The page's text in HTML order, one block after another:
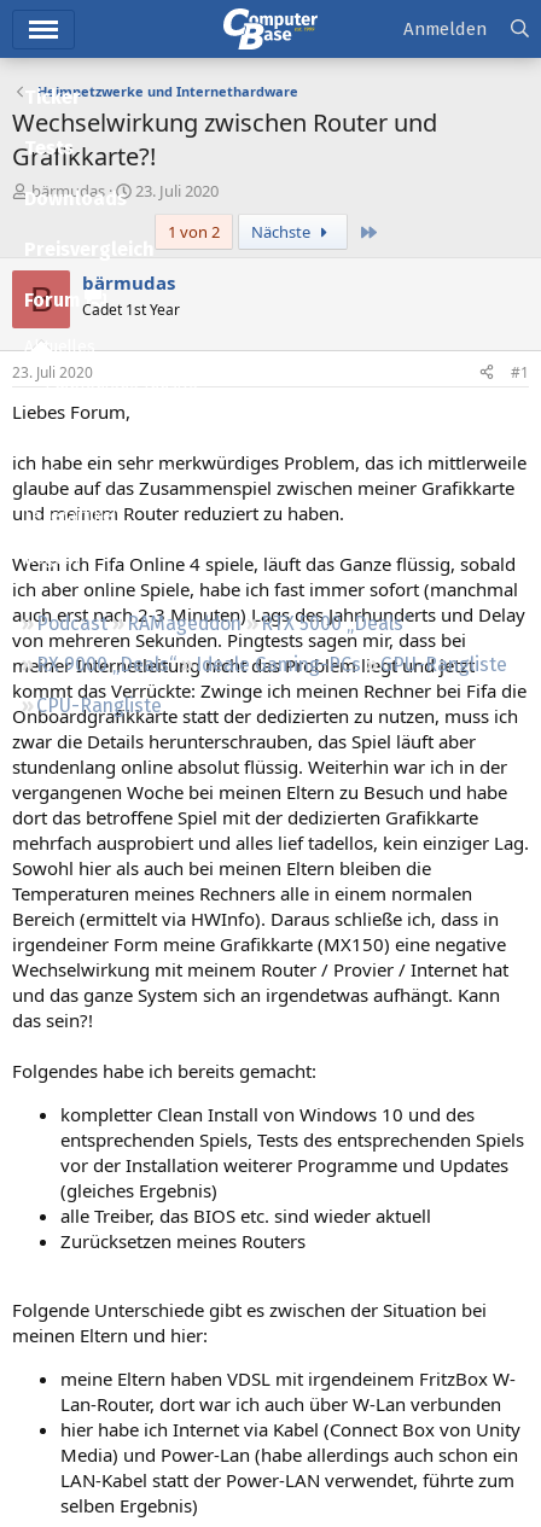
Ticker
Tests
Downloads
Forum
Aktuelles
Empfohlene Inhalte
Neueste Aktivitäten
Leserartikel
Regeln
Podcast RAMageddon
RTX 5000 „Deals“
RX 9000 „Deals“
Ideale Gaming-PCs
GPU-Rangliste
CPU-Rangliste
Anmelden
Heimnetzwerke und Internethardware
Wechselwirkung zwischen Router und
Grafikkarte?!
E
t
e
l
e
bärmudas
E
t
e
l
m
23. Juli 2020
1 von 2
Nächste
B bärmudas
Cadet 1st Year
23. Juli 2020 #1
Liebes Forum,
ich habe ein sehr merkwürdiges Problem, das ich mittlerweile
glaube auf das Zusammenspiel zwischen meiner Grafikkarte
und meinem Router reduziert zu haben.
Wenn ich Fifa Online 4 spiele, läuft das Ganze flüssig, sobald
ich aber online Spiele, habe ich fast immer sofort (manchmal
auch erst nach 2-3 Minuten) Lags des Jahrhunderts und Delay
von mehreren Sekunden. Pingtests sagen mir, dass bei
meiner Internetleitung nicht das Problem liegt und jetzt
kommt das Verrückte: Zwinge ich meinen Rechner bei Fifa die
Onboardgrafikkarte statt der dedizierten zu nutzen, muss ich
zwar die Details herunterschrauben, das Spiel läuft aber
stundenlang online absolut flüssig. Weiterhin war ich in der
vergangenen Woche bei meinen Eltern zu Besuch und habe
dort das betroffene Spiel mit der dedizierten Grafikkarte
mehrfach ausprobiert und alles lief tadellos, kein einziger Lag.
Sowohl hier als auch bei meinen Eltern bleiben die
Temperaturen meines Rechners alle in einem normalen
Bereich (ermittelt via HWInfo). Daraus schließe ich, dass in
irgendeiner Form meine Grafikkarte (MX150) eine negative
Wechselwirkung mit meinem Router / Provier / Internet hat
und das ganze System sich an irgendetwas aufhängt. Kann
das sein?!
Folgendes habe ich bereits gemacht:
kompletter Clean Install von Windows 10 und des
entsprechenden Spiels, Tests des entsprechenden Spiels
vor der Installation weiterer Programme und Updates
(gleiches Ergebnis)
alle Treiber, das BIOS etc. sind wieder aktuell
Zurücksetzen meines Routers
Folgende Unterschiede gibt es zwischen der Situation bei
meinen Eltern und hier:
meine Eltern haben VDSL mit irgendeinem FritzBox W-
Lan-Router, dort war ich auch über W-Lan verbunden
hier habe ich Internet via Kabel (Connect Box von Unity
Media) und Power-Lan (habe allerdings auch schon ein
LAN-Kabel statt der Power-LAN verwendet, führte zum
selben Ergebnis)